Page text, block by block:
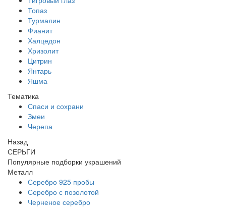
Топаз
Турмалин
Фианит
Халцедон
Хризолит
Цитрин
Янтарь
Яшма
Тематика
Спаси и сохрани
Змеи
Черепа
Назад
СЕРЬГИ
Популярные подборки украшений
Металл
Серебро 925 пробы
Серебро с позолотой
Черненое серебро